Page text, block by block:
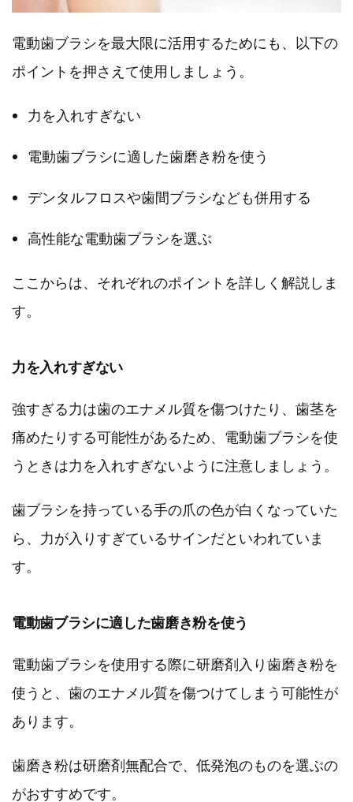
電動歯ブラシを最大限に活用するためにも、以下の
ポイントを押さえて使用しましょう。
力を入れすぎない
電動歯ブラシに適した歯磨き粉を使う
デンタルフロスや歯間ブラシなども併用する
高性能な電動歯ブラシを選ぶ
ここからは、それぞれのポイントを詳しく解説しま
す。
力を入れすぎない
強すぎる力は歯のエナメル質を傷つけたり、歯茎を
痛めたりする可能性があるため、電動歯ブラシを使
うときは力を入れすぎないように注意しましょう。
歯ブラシを持っている手の爪の色が白くなっていた
ら、力が入りすぎているサインだといわれていま
す。
電動歯ブラシに適した歯磨き粉を使う
電動歯ブラシを使用する際に研磨剤入り歯磨き粉を
使うと、歯のエナメル質を傷つけてしまう可能性が
あります。
歯磨き粉は研磨剤無配合で、低発泡のものを選ぶの
がおすすめです。